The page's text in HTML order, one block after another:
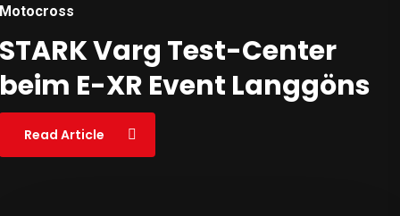
Varg Test-Center
E-XR Event Langgöns
Read Article
Star Ken Roczen ist
SX-Meister 2026
mit der
Garantie